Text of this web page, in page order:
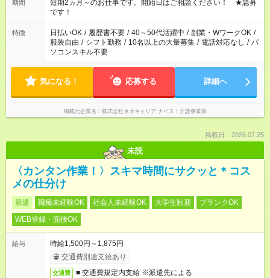
い。
期間
短期2ヵ月～のお仕事です。開始日はご相談ください！ ★急募
です！
特徴 日払いOK / 履歴書不要 / 40～50代活躍中 / 副業・WワークOK /
服装自由 / シフト勤務 / 10名以上の大量募集 / 電話対応なし / パ
ソコンスキル不要
気になる！ 応募する 詳細へ
掲載元企業名 株式会社ネオキャリア ナイス！介護事業部
掲載日：2026.07.25
未読
〈カンタン作業！〉スキマ時間にサクッと＊コス
メの仕分け
派遣 職種未経験OK 社会人未経験OK 大学生歓迎
ブランクOK
WEB登録・面接OK
給与
時給1,500円～1,875円
交通費別途支給あり
交通費 ■ 交通費規定内支給 ※派遣先による